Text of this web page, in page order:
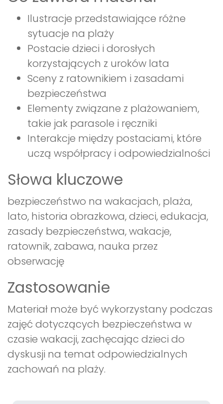
Ilustracje przedstawiające różne
sytuacje na plaży
Postacie dzieci i dorosłych
korzystających z uroków lata
Sceny z ratownikiem i zasadami
bezpieczeństwa
Elementy związane z plażowaniem,
takie jak parasole i ręczniki
Interakcje między postaciami, które
uczą współpracy i odpowiedzialności
Słowa kluczowe
bezpieczeństwo na wakacjach, plaża,
lato, historia obrazkowa, dzieci, edukacja,
zasady bezpieczeństwa, wakacje,
ratownik, zabawa, nauka przez
obserwację
Zastosowanie
Materiał może być wykorzystany podczas
zajęć dotyczących bezpieczeństwa w
czasie wakacji, zachęcając dzieci do
dyskusji na temat odpowiedzialnych
zachowań na plaży.